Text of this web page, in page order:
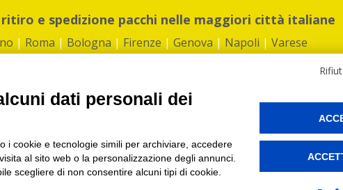
e spedizione pacchi nelle maggiori città italiane
| Roma | Bologna | Firenze | Genova | Napoli | Varese
RM 1494760 | Cap.Soc.: 50.000€ |Whistleblowing|Privacy|Preferenze
tra Bar, Tabaccai, Edicole e Kipoint per ritirare i tuoi acquisti online e spedire i
dati personali dei
i cookie e tecnologie simili per archiviare, accedere
al sito web o la personalizzazione degli annunci.
scegliere di non consentire alcuni tipi di cookie.